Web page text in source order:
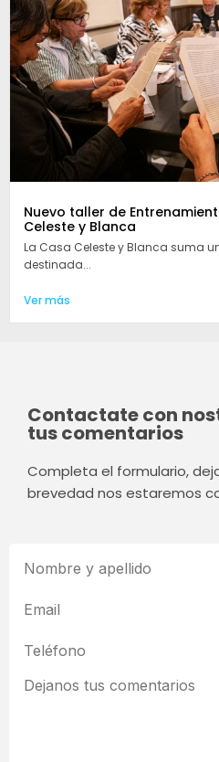
Nuevo taller de
Celeste y Blanca
La Casa Celeste y Blanca suma
destinada...
Ver más
Contactate con
tus comentarios
Completa el formulario,
brevedad nos estaremos